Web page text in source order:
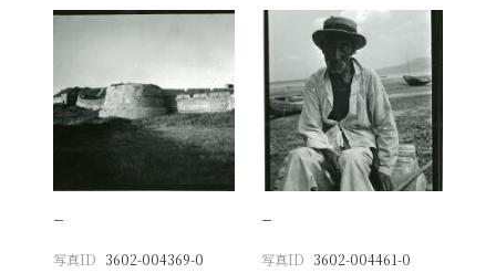
−
写真ID 3602-004369-0
−
写真ID 3602-004461-0